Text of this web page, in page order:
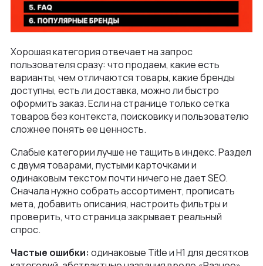
Хорошая категория отвечает на запрос
пользователя сразу: что продаем, какие есть
варианты, чем отличаются товары, какие бренды
доступны, есть ли доставка, можно ли быстро
оформить заказ. Если на странице только сетка
товаров без контекста, поисковику и пользователю
сложнее понять ее ценность.
Слабые категории лучше не тащить в индекс. Раздел
с двумя товарами, пустыми карточками и
одинаковым текстом почти ничего не дает SEO.
Сначала нужно собрать ассортимент, прописать
мета, добавить описания, настроить фильтры и
проверить, что страница закрывает реальный
спрос.
Частые ошибки: одинаковые Title и H1 для десятков